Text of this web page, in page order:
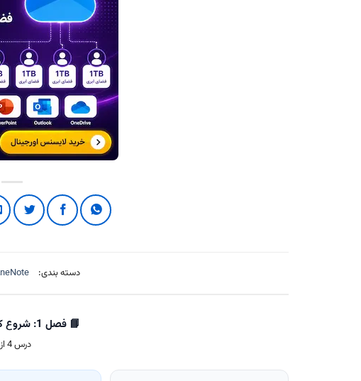
دسته بندی:
📘 فصل 1: شروع کار با وان نوت
درس 4 از 8